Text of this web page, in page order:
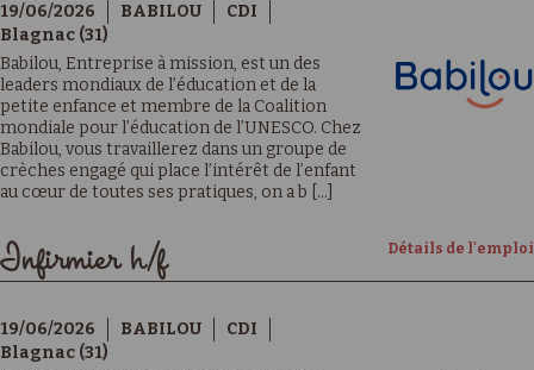
19/06/2026 BABILOU
CDI
Blagnac (31)
Babilou, Entreprise à mission, est un des
leaders mondiaux de l’éducation et de la
petite enfance et membre de la Coalition
mondiale pour l’éducation de l’UNESCO. Chez
Babilou, vous travaillerez dans un groupe de
crèches engagé qui place l’intérêt de l’enfant
au cœur de toutes ses pratiques, on a b [...]
Détails de l'emploi
Infirmier h/f
19/06/2026 BABILOU
CDI
Blagnac (31)